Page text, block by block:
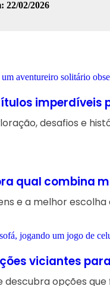
22/02/2026
imperdíveis
desafios e
qual combina
e a melhor
viciantes
descubra opções